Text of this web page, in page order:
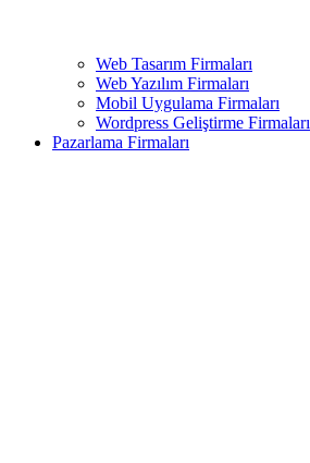
Web Tasarım Firmaları
Web Yazılım Firmaları
Mobil Uygulama Firmaları
Wordpress Geliştirme Firmaları
Pazarlama Firmaları